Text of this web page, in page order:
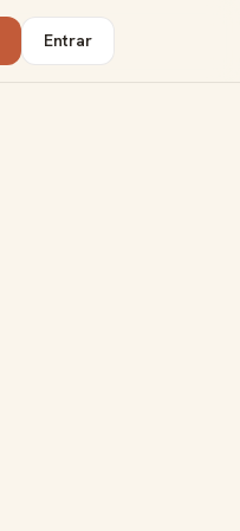
Entrar